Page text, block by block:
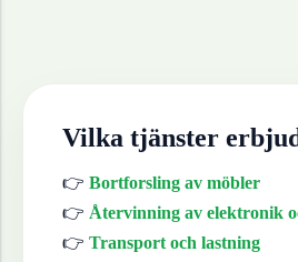
Vilka tjänster
👉 Bortforsling av möbler
👉 Återvinning av elektronik
👉 Transport och lastning